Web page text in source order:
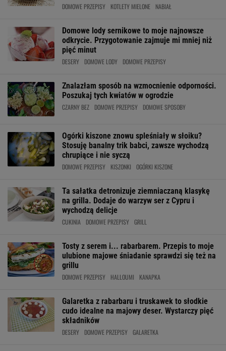
DOMOWE PRZEPISY KOTLETY MIELONE NABIAŁ
Domowe lody sernikowe to moje najnowsze
odkrycie. Przygotowanie zajmuje mi mniej niż
pięć minut
DESERY DOMOWE LODY DOMOWE PRZEPISY
Znalazłam sposób na wzmocnienie odporności.
Poszukaj tych kwiatów w ogrodzie
CZARNY BEZ DOMOWE PRZEPISY DOMOWE SPOSOBY
Ogórki kiszone znowu spleśniały w słoiku?
Stosuję banalny trik babci, zawsze wychodzą
chrupiące i nie syczą
DOMOWE PRZEPISY KISZONKI OGÓRKI KISZONE
Ta sałatka detronizuje ziemniaczaną klasykę
na grilla. Dodaje do warzyw ser z Cypru i
wychodzą delicje
CUKINIA DOMOWE PRZEPISY GRILL
Tosty z serem i... rabarbarem. Przepis to moje
ulubione majowe śniadanie sprawdzi się też na
grillu
DOMOWE PRZEPISY HALLOUMI KANAPKA
Galaretka z rabarbaru i truskawek to słodkie
cudo idealne na majowy deser. Wystarczy pięć
składników
DESERY DOMOWE PRZEPISY GALARETKA